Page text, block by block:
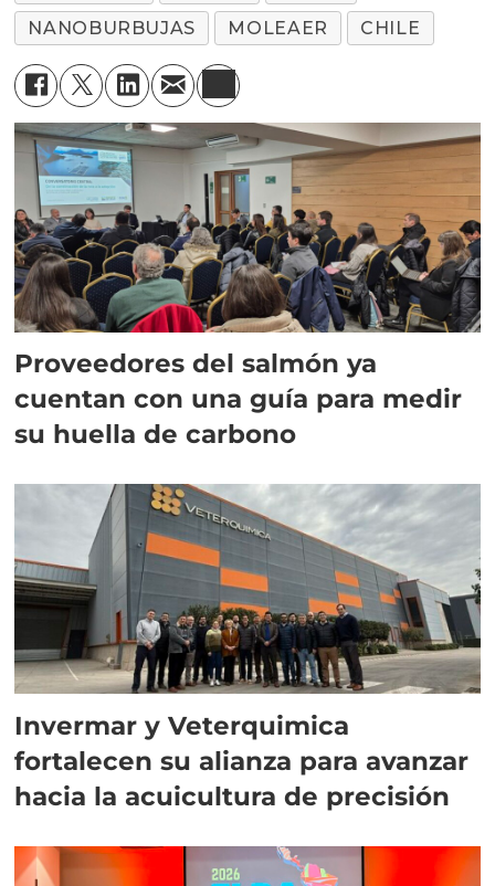
NANOBURBUJAS
MOLEAER CHILE
Proveedores del salmón ya
cuentan con una guía para medir
su huella de carbono
Invermar y Veterquimica
fortalecen su alianza para avanzar
hacia la acuicultura de precisión